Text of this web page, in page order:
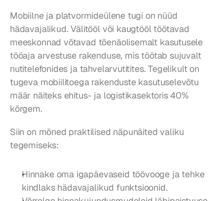
Mobiilne ja platvormideülene tugi on nüüd
hädavajalikud. Välitööl või kaugtööl töötavad
meeskonnad võtavad tõenäolisemalt kasutusele
tööaja arvestuse rakenduse, mis töötab sujuvalt
nutitelefonides ja tahvelarvutitites. Tegelikult on
tugeva mobiilitoega rakenduste kasutuselevõtu
määr näiteks ehitus- ja logistikasektoris 40%
kõrgem.
Siin on mõned praktilised näpunäited valiku
tegemiseks:
Hinnake oma igapäevaseid töövooge ja tehke
kindlaks hädavajalikud funktsioonid.